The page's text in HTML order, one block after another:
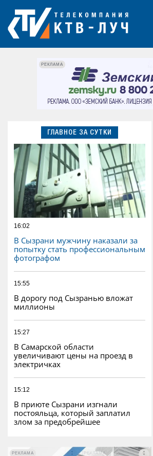
РЕКЛАМА
ГЛАВНОЕ ЗА СУТКИ
16:02
В Сызрани мужчину наказали за
попытку стать профессиональным
фотографом
15:55
В дорогу под Сызранью вложат
миллионы
15:27
В Самарской области
увеличивают цены на проезд в
электричках
15:12
В приюте Сызрани изгнали
постояльца, который заплатил
злом за предобрейшее
РЕКЛАМА
РЕКЛАМА